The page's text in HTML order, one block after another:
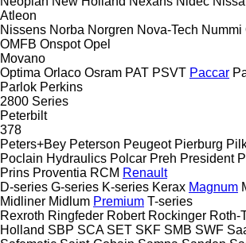
Atleon
Nissens Norba Norgren Nova-Tech Nummi
OMFB Onspot Opel
Movano
Optima Orlaco Osram PAT PSVT Paccar
Parlok Perkins
2800 Series
Peterbilt
378
Peters+Bey Peterson Peugeot Pierburg
Poclain Hydraulics Polcar Preh President
Prins Proventia RCM Renault
D-series G-series K-series Kerax Magnum
Midliner Midlum Premium T-series
Rexroth Ringfeder Robert Rockinger Roth-
Holland SBP SCA SET SKF SMB SWF